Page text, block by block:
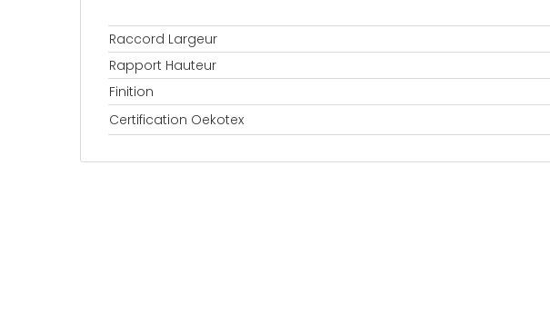
Raccord Largeur
Rapport Hauteur
Finition
Certification Oekotex